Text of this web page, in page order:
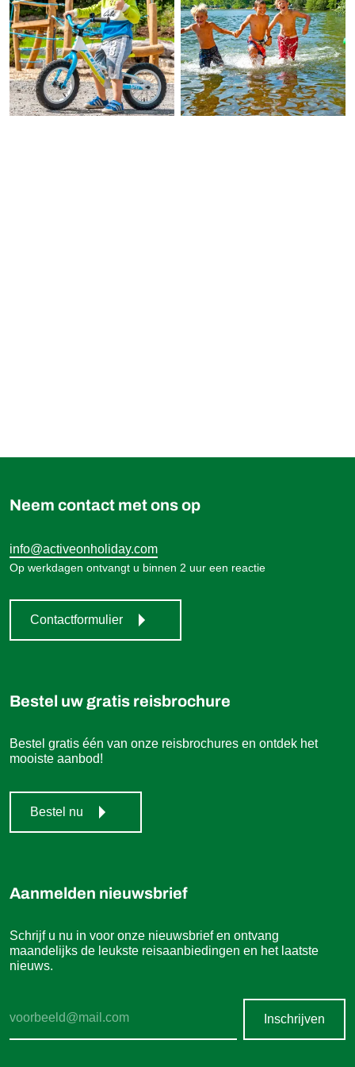
939,00 €
Neem contact met ons op
Bestel uw gratis reisbrochure
Aanmelden nieuwsbrief